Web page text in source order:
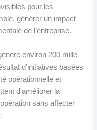
pour les
générer un impact
de l’entreprise.
environ 200 mille
d’initiatives basées
opérationnelle et
d'améliorer la
sans affecter